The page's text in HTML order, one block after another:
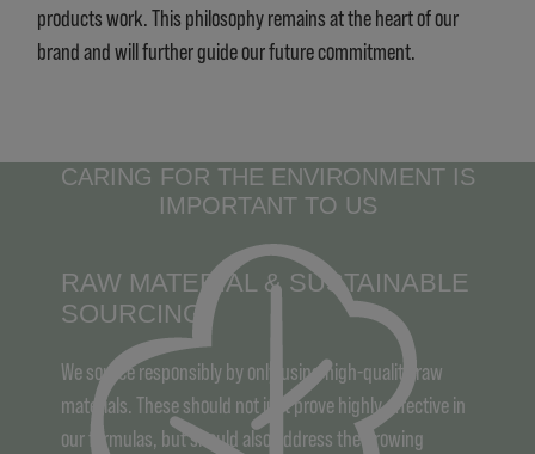
products work. This philosophy remains at the heart of our
brand and will further guide our future commitment.
CARING FOR THE ENVIRONMENT IS
IMPORTANT TO US
RAW MATERIAL & SUSTAINABLE
SOURCING
We source responsibly by only using high-quality raw
materials. These should not just prove highly effective in
our formulas, but should also address the growing